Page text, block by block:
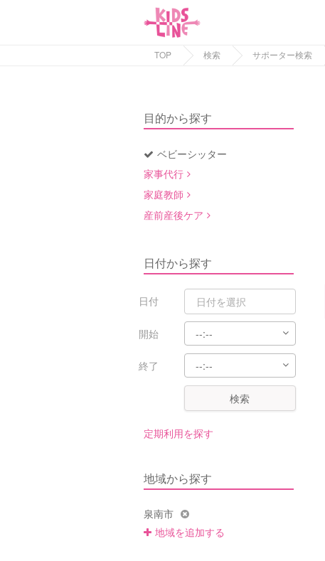
TOP 検索 サポーター検索
目的から探す
ベビーシッター
家事代行
家庭教師
産前産後ケア
日付から探す
日付
開始
終了
検索
定期利用を探す
地域から探す
泉南市
地域を追加する